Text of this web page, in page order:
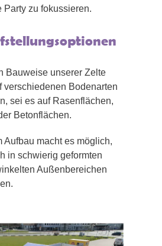
Party zu fokussieren.
Bauweise unserer Zelte
verschiedenen Bodenarten
sei es auf Rasenflächen,
Betonflächen.
Aufbau macht es möglich,
in schwierig geformten
Außenbereichen